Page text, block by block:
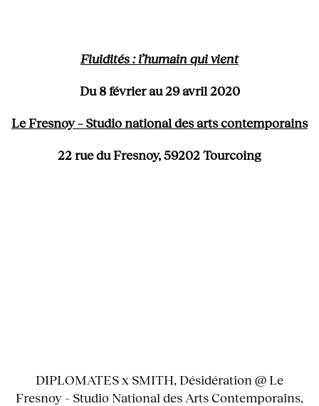
Fluidités : l’humain qui vient
Du 8 février au 29 avril 2020
Le Fresnoy – Studio national des arts contemporains
22 rue du Fresnoy, 59202 Tourcoing
DIPLOMATES x SMITH, Désidération @ Le
Fresnoy – Studio National des Arts Contemporains,